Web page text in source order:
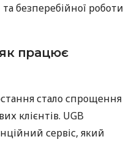
безперебійної роботи
як працює
стало спрощення
клієнтів. UGB
сервіс, який